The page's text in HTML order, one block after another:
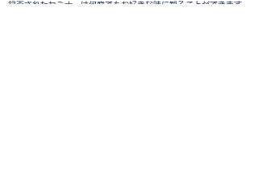
録画されたセミナーは何度でもお好きな時に観ることができます。